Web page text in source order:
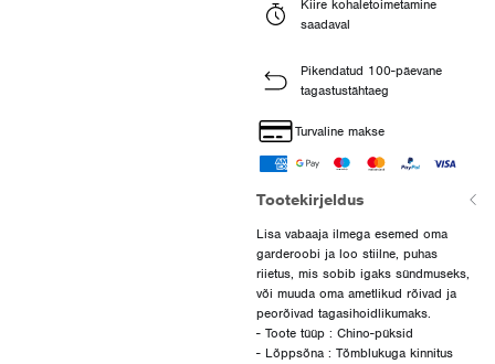
Kiire kohaletoimetamine
saadaval
Pikendatud 100-päevane
tagastustähtaeg
Turvaline makse
Tootekirjeldus
Lisa vabaaja ilmega esemed oma
garderoobi ja loo stiilne, puhas
riietus, mis sobib igaks sündmuseks,
või muuda oma ametlikud rõivad ja
peorõivad tagasihoidlikumaks.
- Toote tüüp : Chino-püksid
- Lõppsõna : Tõmblukuga kinnitus